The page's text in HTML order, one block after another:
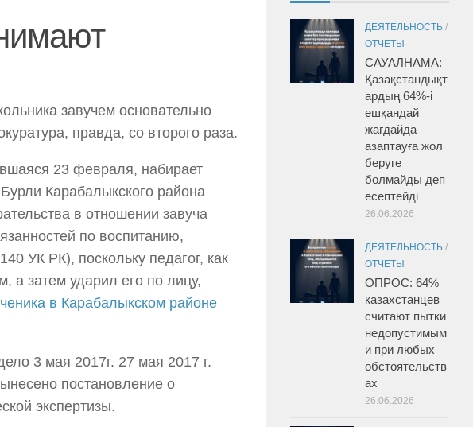
завучем основательно
правда, со второго раза.
23 февраля, набирает
Карабалыкского района
в отношении завуча
по воспитанию,
УК РК), поскольку педагог, как
а затем ударил его по лицу,
в Карабалыкском районе
3 мая 2017г. 27 мая 2017 г.
постановление о
экспертизы.
ДЕЯТЕЛЬНОСТЬ /
ОТЧЕТЫ
САУАЛНАМА:
Қазақстандықт
ардың 64%-і
ешқандай
жағдайда
азаптауға жол
беруге
болмайды деп
есептейді
26.06.2026
ДЕЯТЕЛЬНОСТЬ /
ОТЧЕТЫ
ОПРОС: 64%
казахстанцев
считают пытки
недопустимым
и при любых
обстоятельств
ах
26.06.2026